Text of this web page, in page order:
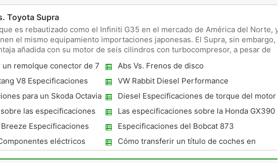
Toyota Supra
es rebautizado como el Infiniti G35 en el mercado de América del Norte, y
el mismo equipamiento importaciones japonesas. El Supra, sin embargo,
añadida con su motor de seis cilindros con turbocompresor, a pesar de
un remolque conector de 7
Abs Vs. Frenos de disco
V8 Especificaciones
VW Rabbit Diesel Performance
para un Skoda Octavia
Diesel Especificaciones de torque del motor
las especificaciones
S-10 Blazers
Las especificaciones sobre la Honda GX390
Especificaciones
Especificaciones del Bobcat 873
eléctricos
Cómo transferir un título de coches en
Pennsylvania si un copropietario muere